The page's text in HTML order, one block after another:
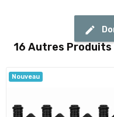
16 Autres Produits
Nouveau